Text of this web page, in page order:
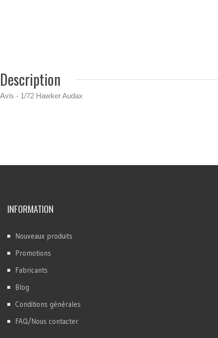
Description
Avis - 1/72 Hawker Audax
INFORMATION
Nouveaux produits
Promotions
Fabricants
Blog
Conditions générales
FAQ/Nous contacter